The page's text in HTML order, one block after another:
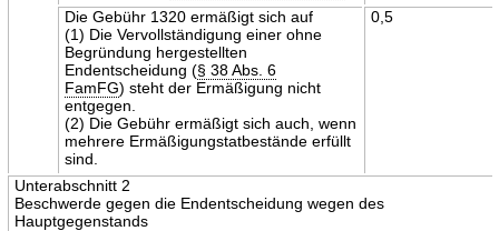
Die Gebühr 1320 ermäßigt sich auf
(1) Die Vervollständigung einer ohne
Begründung hergestellten
Endentscheidung (§ 38 Abs. 6
FamFG) steht der Ermäßigung nicht
entgegen.
(2) Die Gebühr ermäßigt sich auch, wenn
mehrere Ermäßigungstatbestände erfüllt
sind.
0,5
Unterabschnitt 2
Beschwerde gegen die Endentscheidung wegen des
Hauptgegenstands